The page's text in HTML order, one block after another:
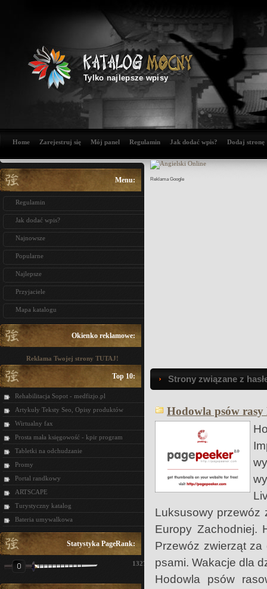
Tylko najlepsze wpisy
Home Zarejestruj się Mój panel Regulamin Jak dodać wpis? Dodaj stronę
Menu:
Regulamin
Jak dodać wpis?
Najnowsze
Popularne
Najlepsze
Przyjaciele
Mapa katalogu
Okienko reklamowe:
Reklama Twojej strony TUTAJ!
Top 10:
Rehabilitacja Sopot - medfizjo.pl
Artykuły Teksty Seo, Opisy produktów
Wirtualny fax
Prosta mała księgowość - kpir program
Tabletki na odchudzanie
Promy
Portal randkowy
ARTSCAPE
Turystyczny katalog
Bateria umywalkowa
Statystyka PageRank:
1327
Reklama Google
Strony związane z
Hodowla psów rasy
Luksusowy przewóz
Europy Zachodniej.
Przewóz zwierząt
psami. Wakacje dla
Hodowla psów